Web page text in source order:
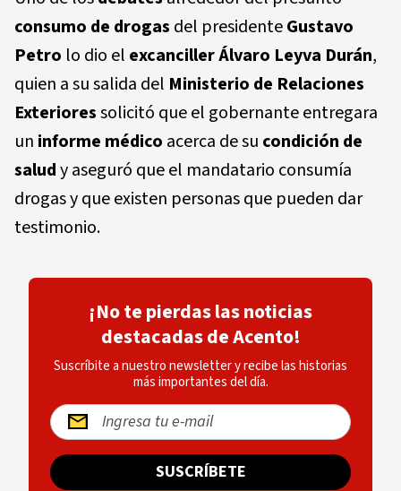
consumo de drogas del presidenteGustavo
Petro lo dio el excanciller Álvaro Leyva Durán,
quien a su salida del Ministerio de Relaciones
Exterioressolicitó que el gobernante entregara
un informe médico acerca de su condición de
saludy aseguró que el mandatario consumía
drogas y que existen personas que pueden dar
testimonio.
¡No te pierdas las noticias
destacadas de Acento!
Suscríbite a nuestro newsletter y recibe las historias
más importantes del día.
SUSCRÍBETE